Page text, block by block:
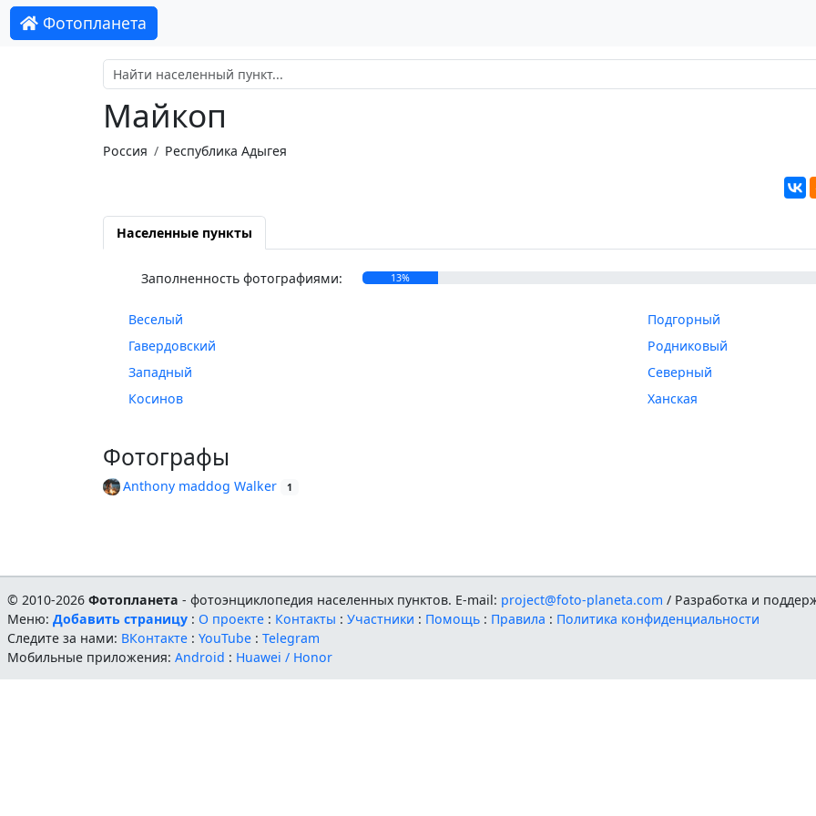
Фотопланета
Майкоп
Россия Республика Адыгея
Населенные пункты
Заполненность фотографиями: 13%
Веселый
Гавердовский
Западный
Косинов
Подгорный
Родниковый
Северный
Ханская
Фотографы
Anthony maddog Walker 1
© 2010-2026Фотопланета - фотоэнциклопедия населенных пунктов. E-mail: project@foto-planeta.com / Разработка и
Меню:Добавить страницу : О проекте : Контакты :Участники : Помощь : Правила : Политика конфиденциальности
Следите за нами: ВКонтакте :YouTube :Telegram
Мобильные приложения:Android : Huawei / Honor